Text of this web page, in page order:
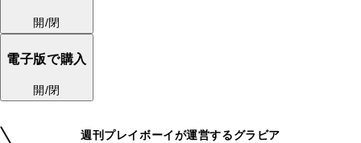
開/閉
電子版で購入
開/閉
週刊プレイボーイが運営するグラビア